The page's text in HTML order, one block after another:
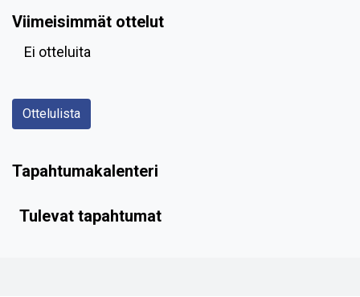
Viimeisimmät ottelut
Ei otteluita
Ottelulista
Tapahtumakalenteri
Tulevat tapahtumat